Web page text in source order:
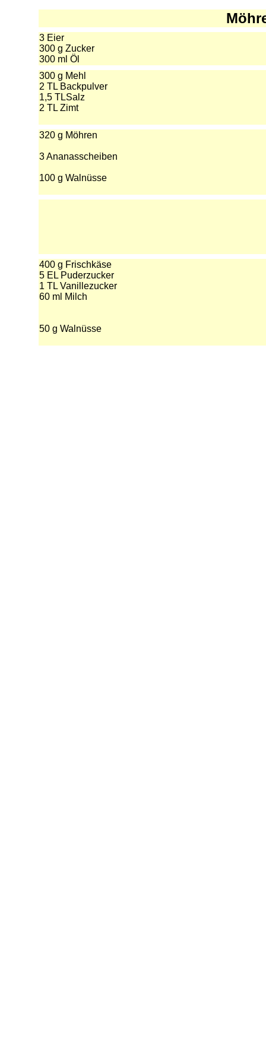
3 Eier
300 g Zucker
300 ml Öl
300 g Mehl
2 TL Backpulver
1,5 TLSalz
2 TL Zimt
320 g Möhren
3 Ananasscheiben
100 g Walnüsse
400 g Frischkäse
5 EL Puderzucker
1 TL Vanillezucker
60 ml Milch
50 g Walnüsse